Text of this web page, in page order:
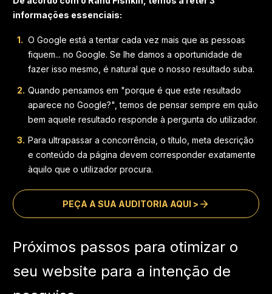
informações essenciais:
O Google está a tentar cada vez mais que as pessoas
fiquem... no Google. Se lhe damos a oportunidade de
fazer isso mesmo, é natural que o nosso resultado suba.
Quando pensamos em "porque é que este resultado
aparece no Google?", temos de pensar sempre em quão
bem aquele resultado responde à pergunta do utilizador.
Para ultrapassar a concorrência, o título, meta descrição
e conteúdo da página devem corresponder exatamente
àquilo que o utilizador procura.
PEÇA A SUA AUDITORIA AQUI >
Próximos passos para otimizar o
seu website para a intenção de